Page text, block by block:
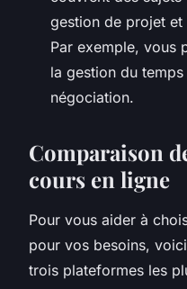
gestion de projet et
Par exemple, vous
la gestion du
négociation.
Comparaison
cours en ligne
Pour vous aider à
pour vos besoins,
trois plateformes les